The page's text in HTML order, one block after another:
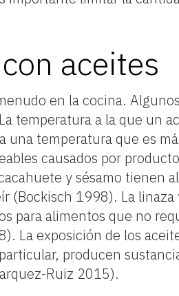
aceites
en la cocina.
temperatura a la que un
una temperatura que es
causados por
y sésamo tienen
(Bockisch 1998). La
para alimentos que no
La exposición de los
producen
Ruiz 2015).